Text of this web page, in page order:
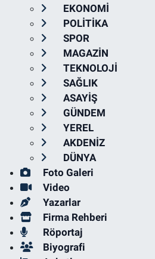
EKONOMİ
POLİTİKA
SPOR
MAGAZİN
TEKNOLOJİ
SAĞLIK
ASAYİŞ
GÜNDEM
YEREL
AKDENİZ
DÜNYA
Foto Galeri
Video
Yazarlar
Firma Rehberi
Röportaj
Biyografi